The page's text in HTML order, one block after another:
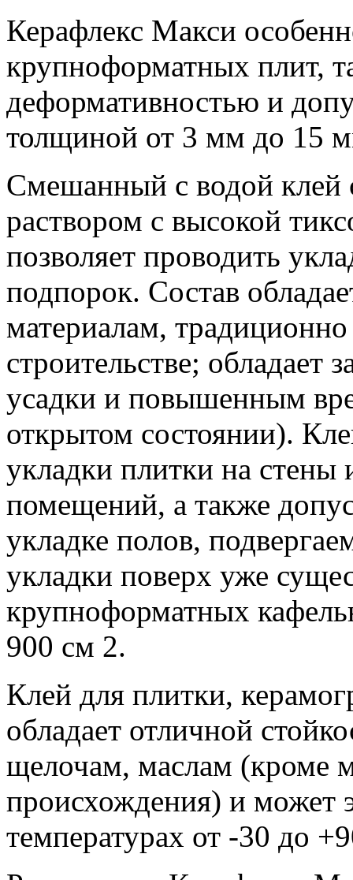
Керафлекс Макси
крупноформатных плит,
деформативностью и
толщиной от 3 мм до 15
Смешанный с водой клей
раствором с высокой
позволяет проводить
подпорок. Состав
материалам,
строительстве; обладает
усадки и повышенным
открытом состоянии).
укладки плитки на
помещений, а также
укладке полов,
укладки поверх уже
крупноформатных
900 см 2.
Клей для плитки,
обладает отличной
щелочам, маслам (кроме
происхождения) и может
температурах от -30 до